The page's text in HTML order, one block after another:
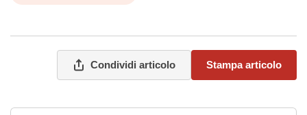
Condividi articolo Stampa articolo